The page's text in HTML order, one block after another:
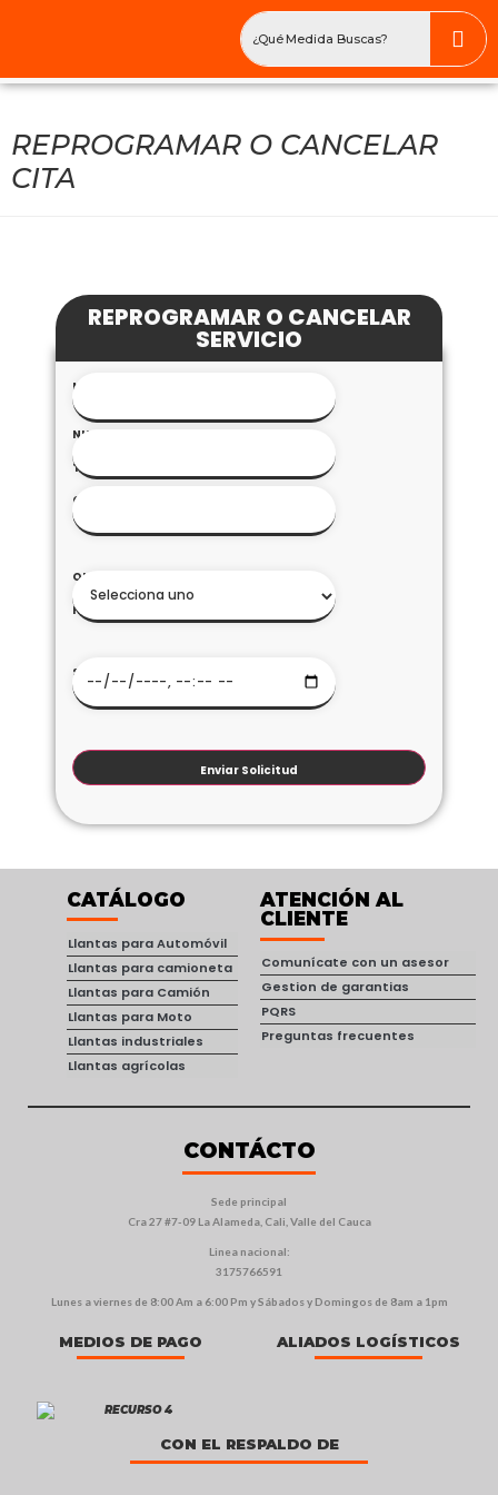
REPROGRAMAR O CANCELAR
CITA
REPROGRAMAR O CANCELAR
SERVICIO
NOMBRE
COMPLETO
NUMERO
TÉLEFONO
CORREO
ELECTRONICO
QUE
DESEA
HACER
SELECCIONA
LA TIENDA*
Enviar Solicitud
CATÁLOGO
Llantas para Automóvil
Llantas para camioneta
Llantas para Camión
Llantas para Moto
Llantas industriales
Llantas agrícolas
ATENCIÓN AL
CLIENTE
Comunícate con un asesor
Gestion de garantias
PQRS
Preguntas frecuentes
CONTÁCTO
Sede principal
Cra 27 #7-09 La Alameda, Cali, Valle del Cauca
Linea nacional:
3175766591
Lunes a viernes de 8:00 Am a 6:00 Pm y Sábados y Domingos de 8am a 1pm
MEDIOS DE PAGO ALIADOS LOGÍSTICOS
CON EL RESPALDO DE